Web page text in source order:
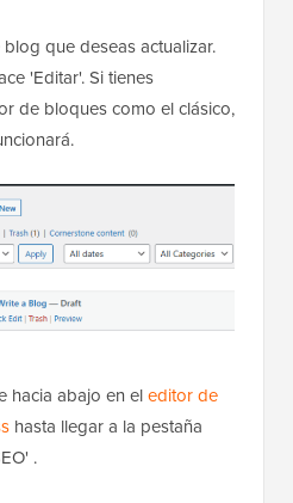
que deseas actualizar.
'Editar'. Si tienes
de bloques como el clásico,
hacia abajo en eleditor de
hasta llegar a la pestaña
.